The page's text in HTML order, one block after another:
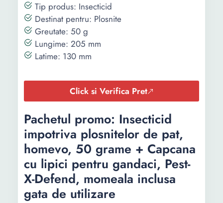
Tip produs: Insecticid
Destinat pentru: Plosnite
Greutate: 50 g
Lungime: 205 mm
Latime: 130 mm
Click si Verifica Pret
Pachetul promo: Insecticid
impotriva plosnitelor de pat,
homevo, 50 grame + Capcana
cu lipici pentru gandaci, Pest-
X-Defend, momeala inclusa
gata de utilizare